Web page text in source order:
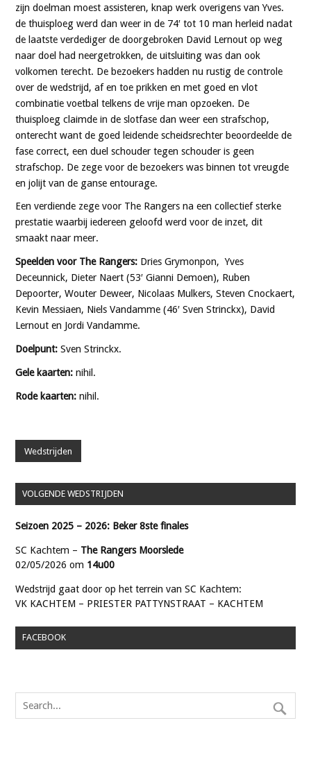
zijn doelman moest assisteren, knap werk overigens van Yves.
de thuisploeg werd dan weer in de 74′ tot 10 man herleid nadat
de laatste verdediger de doorgebroken David Lernout op weg
naar doel had neergetrokken, de uitsluiting was dan ook
volkomen terecht. De bezoekers hadden nu rustig de controle
over de wedstrijd, af en toe prikken en met goed en vlot
combinatie voetbal telkens de vrije man opzoeken. De
thuisploeg claimde in de slotfase dan weer een strafschop,
onterecht want de goed leidende scheidsrechter beoordeelde de
fase correct, een duel schouder tegen schouder is geen
strafschop. De zege voor de bezoekers was binnen tot vreugde
en jolijt van de ganse entourage.
Een verdiende zege voor The Rangers na een collectief sterke
prestatie waarbij iedereen geloofd werd voor de inzet, dit
smaakt naar meer.
Speelden voor The Rangers: Dries Grymonpon, Yves
Deceunnick, Dieter Naert (53′ Gianni Demoen), Ruben
Depoorter, Wouter Deweer, Nicolaas Mulkers, Steven Cnockaert,
Kevin Messiaen, Niels Vandamme (46′ Sven Strinckx), David
Lernout en Jordi Vandamme.
Doelpunt: Sven Strinckx.
Gele kaarten: nihil.
Rode kaarten: nihil.
Wedstrijden
VOLGENDE WEDSTRIJDEN
Seizoen 2025 – 2026: Beker 8ste finales
SC Kachtem – The Rangers Moorslede
02/05/2026 om 14u00
Wedstrijd gaat door op het terrein van SC Kachtem:
VK KACHTEM – PRIESTER PATTYNSTRAAT – KACHTEM
FACEBOOK